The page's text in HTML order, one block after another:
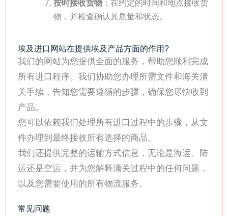
按时接收货物：在约定的时间和地点接收货
物，并检查确认其质量和状态。
埃及进口网站在提供埃及产品方面的作用?
我们的网站为您提供全面的服务，帮助您顺利完成
所有进口程序。我们协助您办理所需文件和海关清
关手续，告知您需要遵循的步骤，确保您尽快收到
产品。
您可以依赖我们处理所有进口过程中的步骤，从文
件办理到最终接收所有选择的商品。
我们还提供完整的运输方式信息，无论是海运、陆
运还是空运，并为您解释清关过程中的任何问题，
以及您需要使用的所有物流服务。
常见问题